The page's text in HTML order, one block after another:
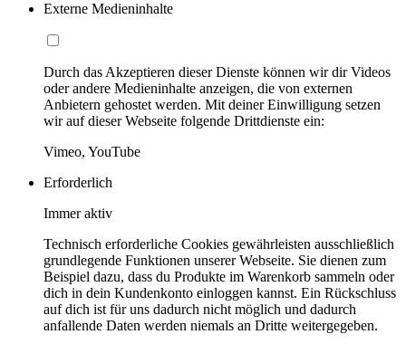
Externe Medieninhalte
Durch das Akzeptieren dieser Dienste können wir dir Videos
oder andere Medieninhalte anzeigen, die von externen
Anbietern gehostet werden. Mit deiner Einwilligung setzen
wir auf dieser Webseite folgende Drittdienste ein:
Vimeo, YouTube
Erforderlich
Immer aktiv
Technisch erforderliche Cookies gewährleisten ausschließlich
grundlegende Funktionen unserer Webseite. Sie dienen zum
Beispiel dazu, dass du Produkte im Warenkorb sammeln oder
dich in dein Kundenkonto einloggen kannst. Ein Rückschluss
auf dich ist für uns dadurch nicht möglich und dadurch
anfallende Daten werden niemals an Dritte weitergegeben.